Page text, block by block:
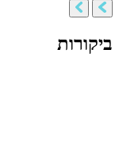
ביקורות